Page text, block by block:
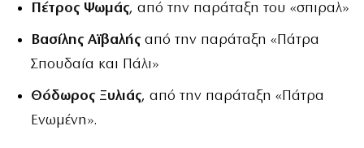
Πέτρος Ψωμάς, από την παράταξη του «σπιραλ»
Βασίλης Αϊβαλής από την παράταξη «Πάτρα
Σπουδαία και Πάλι»
Θόδωρος Ξυλιάς, από την παράταξη «Πάτρα
Ενωμένη».